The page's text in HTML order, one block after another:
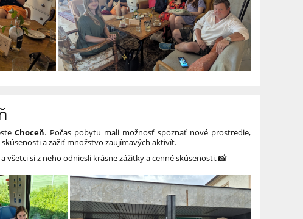
Choceň. Počas pobytu mali možnosť spoznať nové prostredie,
a zažiť množstvo zaujímavých aktivít.
všetci si z neho odniesli krásne zážitky a cenné skúsenosti. 📸